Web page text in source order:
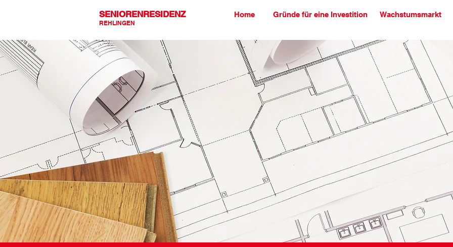
SENIORENRESIDENZ
REHLINGEN
Home Gründe für eine Investition Wachstumsmarkt